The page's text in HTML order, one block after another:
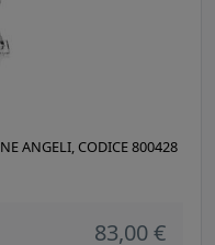
ANGELI, CODICE 800428
83,00 €